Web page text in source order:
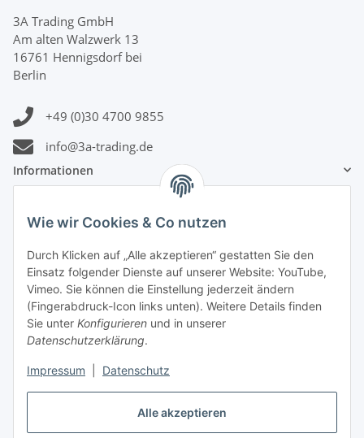
Alle akzeptieren
Wie wir Cookies & Co nutzen
Durch Klicken auf „Alle akzeptieren“ gestatten Sie den
Einsatz folgender Dienste auf unserer Website: YouTube,
Vimeo. Sie können die Einstellung jederzeit ändern
(Fingerabdruck-Icon links unten). Weitere Details finden
Sie unter Konfigurieren und in unserer
Datenschutzerklärung.
Impressum Datenschutz
3A Trading GmbH
Am alten Walzwerk 13
16761 Hennigsdorf bei
Berlin
+49 (0)30 4700 9855
info@3a-trading.de
Informationen
Gesetzliche Informationen
Zahlungsinformationen
Versandinformationen